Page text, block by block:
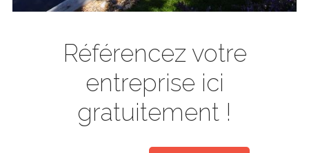
Référencez votre
entreprise ici
gratuitement !